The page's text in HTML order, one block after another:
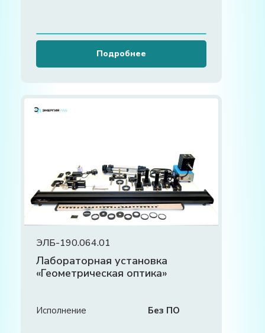
Подробнее
ЭЛБ-190.064.01
Лабораторная установка
«Геометрическая оптика»
Исполнение Без ПО